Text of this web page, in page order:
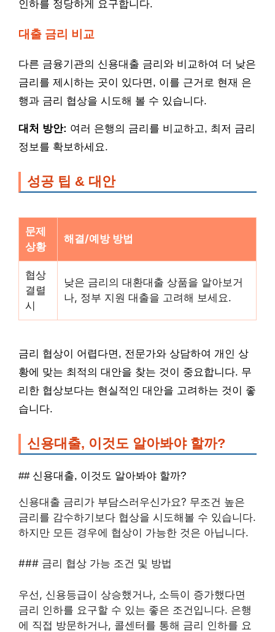
인하를 정당하게 요구합니다.
대출 금리 비교
다른 금융기관의 신용대출 금리와 비교하여 더 낮은
금리를 제시하는 곳이 있다면, 이를 근거로 현재 은
행과 금리 협상을 시도해 볼 수 있습니다.
대처 방안: 여러 은행의 금리를 비교하고, 최저 금리
정보를 확보하세요.
성공 팁 & 대안
문제
상황
해결/예방 방법
협상
결렬
시
낮은 금리의 대환대출 상품을 알아보거
나, 정부 지원 대출을 고려해 보세요.
금리 협상이 어렵다면, 전문가와 상담하여 개인 상
황에 맞는 최적의 대안을 찾는 것이 중요합니다. 무
리한 협상보다는 현실적인 대안을 고려하는 것이 좋
습니다.
신용대출, 이것도 알아봐야 할까?
## 신용대출, 이것도 알아봐야 할까?
신용대출 금리가 부담스러우신가요? 무조건 높은
금리를 감수하기보다 협상을 시도해볼 수 있습니다.
하지만 모든 경우에 협상이 가능한 것은 아닙니다.
### 금리 협상 가능 조건 및 방법
우선, 신용등급이 상승했거나, 소득이 증가했다면
금리 인하를 요구할 수 있는 좋은 조건입니다. 은행
에 직접 방문하거나, 콜센터를 통해 금리 인하를 요